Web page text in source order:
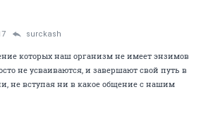
surckash
которых наш организм не имеет энзимов
не усваиваются, и завершают свой путь в
не вступая ни в какое общение с нашим